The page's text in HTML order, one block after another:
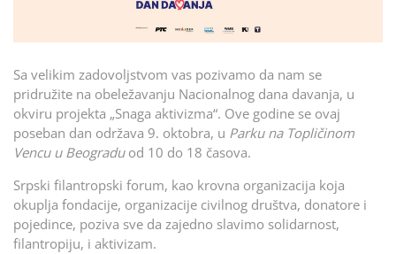
Sa velikim zadovoljstvom vas pozivamo da nam se
pridružite na obeležavanju Nacionalnog dana davanja, u
okviru projekta „Snaga aktivizma“. Ove godine se ovaj
poseban dan održava 9. oktobra, u Parku na Topličinom
Vencu u Beograduod 10 do 18 časova.
Srpski filantropski forum, kao krovna organizacija koja
okuplja fondacije, organizacije civilnog društva, donatore i
pojedince, poziva sve da zajedno slavimo solidarnost,
filantropiju, i aktivizam.